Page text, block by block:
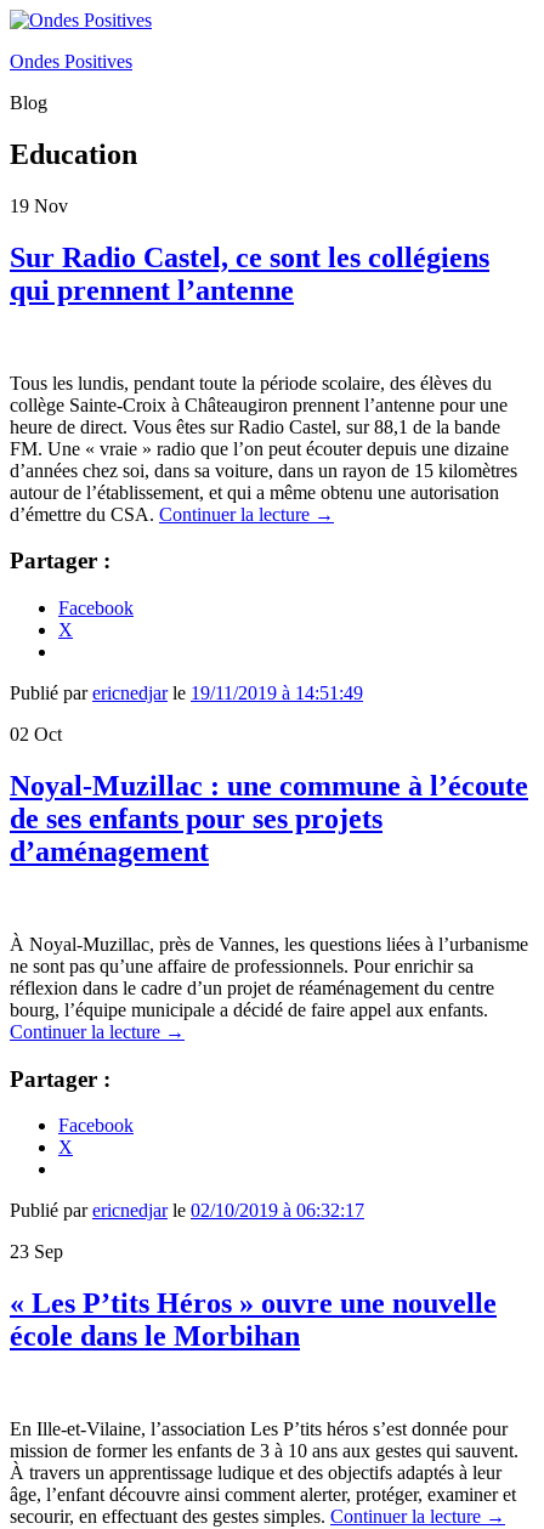
Ondes Positives
Blog
Education
19 Nov
Sur Radio Castel, ce sont les collégiens
qui prennent l’antenne
Tous les lundis, pendant toute la période scolaire, des élèves du
collège Sainte-Croix à Châteaugiron prennent l’antenne pour une
heure de direct. Vous êtes sur Radio Castel, sur 88,1 de la bande
FM. Une « vraie » radio que l’on peut écouter depuis une dizaine
d’années chez soi, dans sa voiture, dans un rayon de 15 kilomètres
autour de l’établissement, et qui a même obtenu une autorisation
d’émettre du CSA. Continuer la lecture →
Partager :
Facebook
X
Publié parericnedjarle 19/11/2019 à 14:51:49
02 Oct
Noyal-Muzillac : une commune à l’écoute
de ses enfants pour ses projets
d’aménagement
À Noyal-Muzillac, près de Vannes, les questions liées à l’urbanisme
ne sont pas qu’une affaire de professionnels. Pour enrichir sa
réflexion dans le cadre d’un projet de réaménagement du centre
bourg, l’équipe municipale a décidé de faire appel aux enfants.
Continuer la lecture →
Partager :
Facebook
X
Publié parericnedjarle 02/10/2019 à 06:32:17
23 Sep
« Les P’tits Héros » ouvre une nouvelle
école dans le Morbihan
En Ille-et-Vilaine, l’association Les P’tits héros s’est donnée pour
mission de former les enfants de 3 à 10 ans aux gestes qui sauvent.
À travers un apprentissage ludique et des objectifs adaptés à leur
âge, l’enfant découvre ainsi comment alerter, protéger, examiner et
secourir, en effectuant des gestes simples. Continuer la lecture →